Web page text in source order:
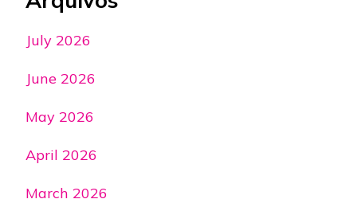
July 2026
June 2026
May 2026
April 2026
March 2026